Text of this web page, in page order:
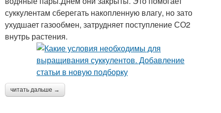
суккулентам сберегать накопленную влагу, но зато
ухудшает газообмен, затрудняет поступление СО2
внутрь растения.
читать дальше →